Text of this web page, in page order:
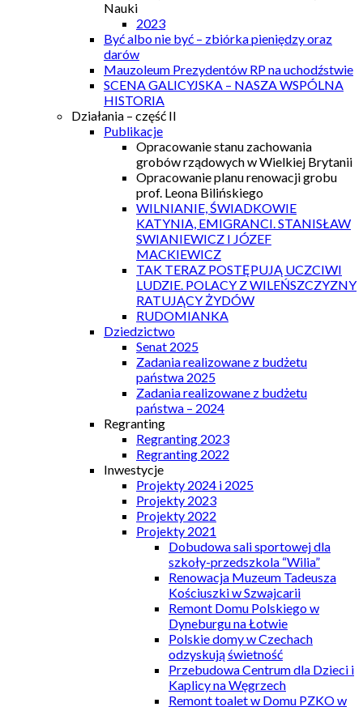
Nauki
2023
Być albo nie być – zbiórka pieniędzy oraz
darów
Mauzoleum Prezydentów RP na uchodźstwie
SCENA GALICYJSKA – NASZA WSPÓLNA
HISTORIA
Działania – część II
Publikacje
Opracowanie stanu zachowania
grobów rządowych w Wielkiej Brytanii
Opracowanie planu renowacji grobu
prof. Leona Bilińskiego
WILNIANIE, ŚWIADKOWIE
KATYNIA, EMIGRANCI. STANISŁAW
SWIANIEWICZ I JÓZEF
MACKIEWICZ
TAK TERAZ POSTĘPUJĄ UCZCIWI
LUDZIE. POLACY Z WILEŃSZCZYZNY
RATUJĄCY ŻYDÓW
RUDOMIANKA
Dziedzictwo
Senat 2025
Zadania realizowane z budżetu
państwa 2025
Zadania realizowane z budżetu
państwa – 2024
Regranting
Regranting 2023
Regranting 2022
Inwestycje
Projekty 2024 i 2025
Projekty 2023
Projekty 2022
Projekty 2021
Dobudowa sali sportowej dla
szkoły-przedszkola “Wilia”
Renowacja Muzeum Tadeusza
Kościuszki w Szwajcarii
Remont Domu Polskiego w
Dyneburgu na Łotwie
Polskie domy w Czechach
odzyskują świetność
Przebudowa Centrum dla Dzieci i
Kaplicy na Węgrzech
Remont toalet w Domu PZKO w